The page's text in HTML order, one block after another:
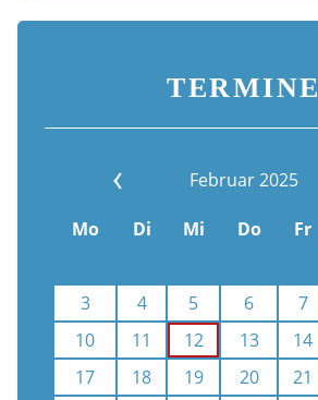
TERMINE
Februar 2025
Mo Di Mi Do Fr
3
4 5 6 7
10
11 12 13 14
17
18 19 20 21